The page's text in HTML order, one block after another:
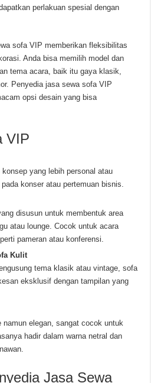
perlakuan spesial dengan
sofa VIP memberikan fleksibilitas
Anda bisa memilih model dan
tema acara, baik itu gaya klasik,
Penyedia jasa sewa sofa VIP
opsi desain yang bisa
VIP
yang lebih personal atau
konser atau pertemuan bisnis.
disusun untuk membentuk area
atau lounge. Cocok untuk acara
pameran atau konferensi.
Kulit
tema klasik atau vintage, sofa
eksklusif dengan tampilan yang
namun elegan, sangat cocok untuk
hadir dalam warna netral dan
Jasa Sewa